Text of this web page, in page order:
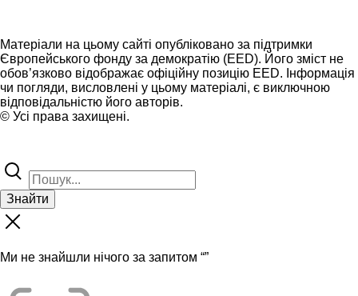
Матеріали на цьому сайті опубліковано за підтримки
Європейського фонду за демократію (EED). Його зміст не
обов’язково відображає офіційну позицію EED. Інформація
чи погляди, висловлені у цьому матеріалі, є виключною
відповідальністю його авторів.
© Усі права захищені.
Знайти
Ми не знайшли нічого за запитом “”